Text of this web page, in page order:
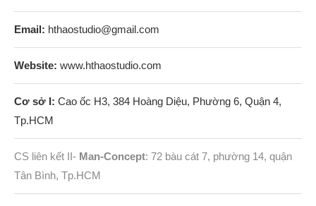
Email: hthaostudio@gmail.com
Website: www.hthaostudio.com
Cơ sở I: Cao ốc H3, 384 Hoàng Diệu, Phường 6, Quận 4,
Tp.HCM
CS liên kết II- Man-Concept: 72 bàu cát 7, phường 14, quận
Tân Bình, Tp.HCM